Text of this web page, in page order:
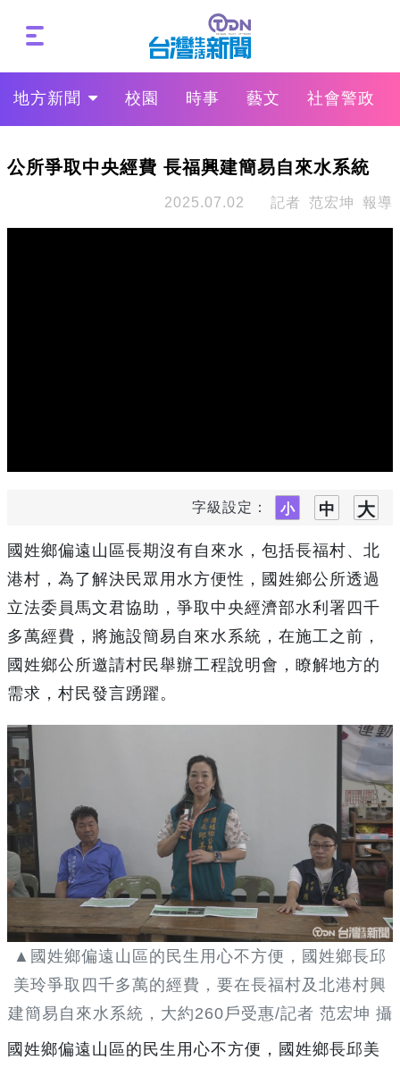
地方新聞 校園 時事 藝文 社會警政
公所爭取中央經費 長福興建簡易自來水系統
2025.07.02 記者 范宏坤 報導
字級設定：
國姓鄉偏遠山區長期沒有自來水，包括長福村、北
港村，為了解決民眾用水方便性，國姓鄉公所透過
立法委員馬文君協助，爭取中央經濟部水利署四千
多萬經費，將施設簡易自來水系統，在施工之前，
國姓鄉公所邀請村民舉辦工程說明會，瞭解地方的
需求，村民發言踴躍。
▲國姓鄉偏遠山區的民生用心不方便，國姓鄉長邱
美玲爭取四千多萬的經費，要在長福村及北港村興
建簡易自來水系統，大約260戶受惠/記者 范宏坤 攝
國姓鄉偏遠山區的民生用心不方便，國姓鄉長邱美